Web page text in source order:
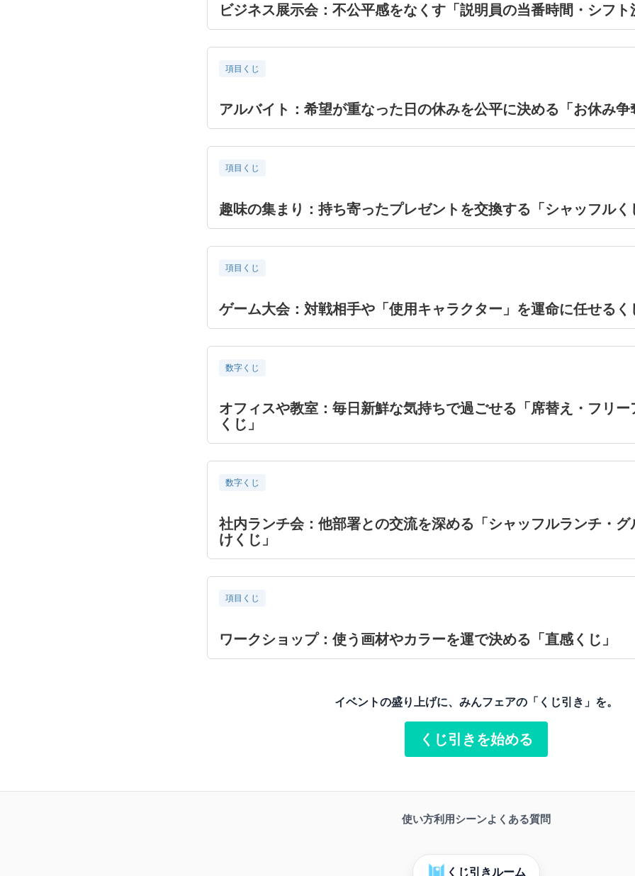
ビジネス展示会：不公平感をなくす「説明員の当番時間・シフト
項目くじ
アルバイト：希望が重なった日の休みを公平に決める「お休み争
項目くじ
趣味の集まり：持ち寄ったプレゼントを交換する「シャッフルく
項目くじ
ゲーム大会：対戦相手や「使用キャラクター」を運命に任せるく
数字くじ
オフィスや教室：毎日新鮮な気持ちで過ごせる「席替え・フリー
くじ」
数字くじ
社内ランチ会：他部署との交流を深める「シャッフルランチ・グ
けくじ」
項目くじ
ワークショップ：使う画材やカラーを運で決める「直感くじ」
イベントの盛り上げに、みんフェアの「くじ引き」を。
くじ引きを始める
使い方利用シーンよくある質問
くじ引きルーム